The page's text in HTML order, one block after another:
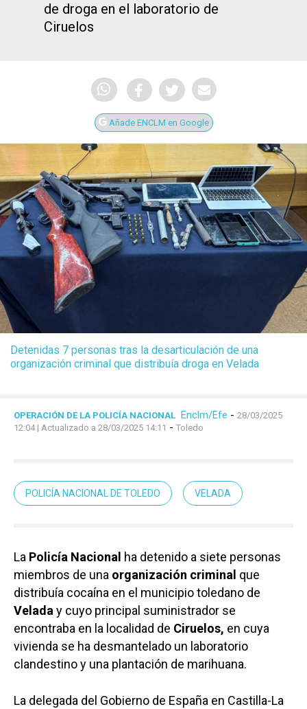
de droga en el laboratorio de
Ciruelos
Añade ENCLM en Google
Detenidas 7 personas tras la desarticulación de una
organización criminal que distribuía droga en Velada
OPERACIÓN DE LA POLICÍA NACIONAL Enclm/Efe - 28/03/2025
12:04| Actualizado a 28/03/2025 14:11 - Toledo
POLICÍA NACIONAL DE TOLEDO VELADA
La Policía Nacional ha detenido a siete personas
miembros de una organización criminal que
distribuía cocaína en el municipio toledano de
Velada y cuyo principal suministrador se
encontraba en la localidad de Ciruelos, en cuya
vivienda se ha desmantelado un laboratorio
clandestino y una plantación de marihuana.
La delegada del Gobierno de España en Castilla-La